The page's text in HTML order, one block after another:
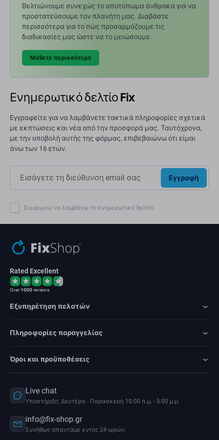
Βελτιώνουμε συνεχώς το αποτύπωμα άνθρακα για να
προστατεύσουμε τον πλανήτη μας. Διαβάστε
περισσότερα για το πώς προσαρμόζουμε τις
διαδικασίες μας ώστε να το μειώσουμε.
Μάθετε περισσότερα
Ενημερωτικό δελτίο Fix
Εγγραφείτε για να λαμβάνετε τακτικά πληροφορίες σχετικά
με εκπτώσεις και νέα από την προσφορά μας. Ταυτόχρονα,
με την υποβολή αυτής της φόρμας, επιβεβαιώνω ότι είμαι
άνω των 16 ετών.
Εγγραφή
Συμφωνώ να λαμβάνω το ενημερωτικό δελτίο.
Rated Excellent
Over1000reviews
Εξυπηρέτηση πελατών
Πληροφορίες παραγγελίας
Όροι και προϋποθέσεις
Live chat
Υποστήριξη: Δευτέρα - Παρασκευή 10:00 π.μ. - 5:00 μ.μ.
info@fix-shop.gr
Συνήθως απαντάμε εντός 24 ωρών.